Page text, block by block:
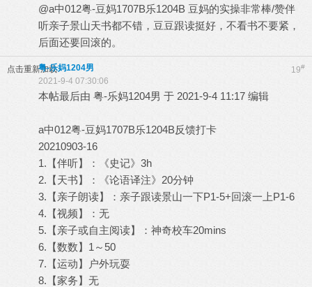
@a中012粤-豆妈1707B乐1204B 豆妈的实操非常棒/赞伴
听亲子景山天书都不错，豆豆跟读挺好，不看书不要紧，
后面还要回滚的。
点击重新加载 19#
粤-乐妈1204男
2021-9-4 07:30:06
本帖最后由 粤-乐妈1204男 于 2021-9-4 11:17 编辑
a中012粤-豆妈1707B乐1204B反馈打卡
20210903-16
1.【伴听】：《史记》3h
2.【天书】：《论语译注》20分钟
3.【亲子朗读】：亲子跟读景山一下P1-5+回滚一上P1-6
4.【视频】：无
5.【亲子或自主阅读】：神奇校车20mins
6.【数数】1～50
7.【运动】户外玩耍
8.【家务】无